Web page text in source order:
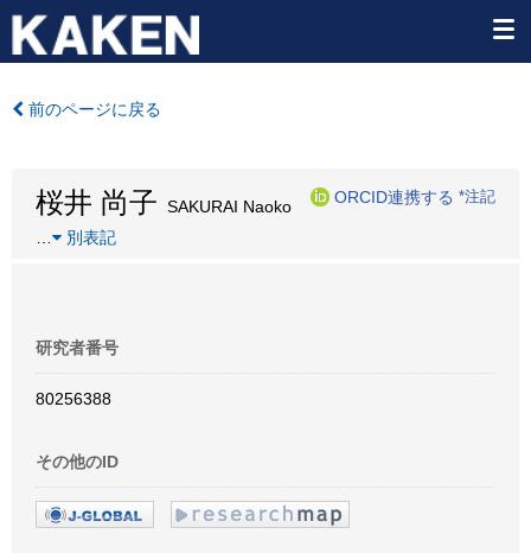
前のページに戻る
桜井 尚子 SAKURAI Naoko
ORCID連携する *注記
別表記
研究者番号
80256388
その他のID